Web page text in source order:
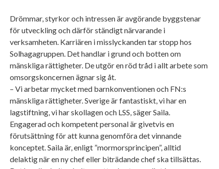
Drömmar, styrkor och intressen är avgörande byggstenar
för utveckling och därför ständigt närvarande i
verksamheten. Karriären i misslyckanden tar stopp hos
Solhagagruppen. Det handlar i grund och botten om
mänskliga rättigheter. De utgör en röd tråd i allt arbete som
omsorgskoncernen ägnar sig åt.
– Vi arbetar mycket med barnkonventionen och FN:s
mänskliga rättigheter. Sverige är fantastiskt, vi har en
lagstiftning, vi har skollagen och LSS, säger Saila.
Engagerad och kompetent personal är givetvis en
förutsättning för att kunna genomföra det vinnande
konceptet. Saila är, enligt ”mormorsprincipen”, alltid
delaktig när en ny chef eller biträdande chef ska tillsättas.